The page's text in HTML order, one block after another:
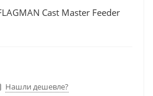
Cast Master Feeder
Нашли дешевле?